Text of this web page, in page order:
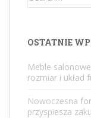
OSTATNIE
Meble
rozmiar i układ
Nowoczesna
przyspiesza